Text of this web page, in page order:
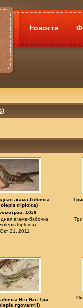
Новости
агама-бабочка
triploida)
1026
агама-бабочка
triploida)
Окт 21, 2011
Нго Ван Три
ngovantrii)